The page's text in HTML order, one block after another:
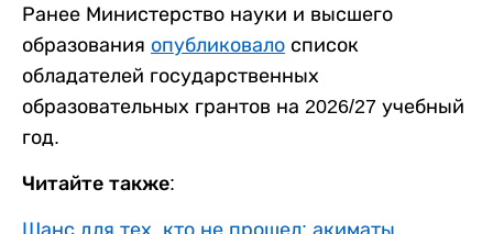
Ранее Министерство науки и высшего
образования опубликовало список
обладателей государственных
образовательных грантов на 2026/27 учебный
год.
Читайте также:
Шанс для тех, кто не прошел: акиматы